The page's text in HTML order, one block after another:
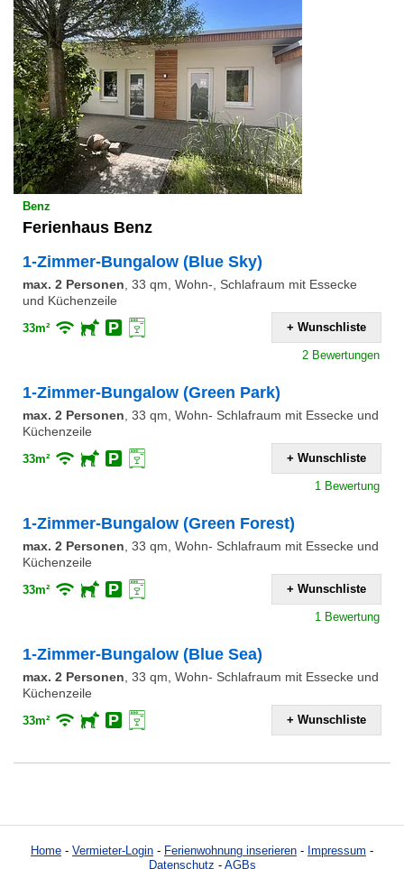
Benz
Ferienhaus Benz
1-Zimmer-Bungalow (Blue Sky)
max. 2 Personen, 33 qm, Wohn-, Schlafraum mit Essecke
und Küchenzeile
33m² + Wunschliste
2 Bewertungen
1-Zimmer-Bungalow (Green Park)
max. 2 Personen, 33 qm, Wohn- Schlafraum mit Essecke und
Küchenzeile
33m² + Wunschliste
1 Bewertung
1-Zimmer-Bungalow (Green Forest)
max. 2 Personen, 33 qm, Wohn- Schlafraum mit Essecke und
Küchenzeile
33m² + Wunschliste
1 Bewertung
1-Zimmer-Bungalow (Blue Sea)
max. 2 Personen, 33 qm, Wohn- Schlafraum mit Essecke und
Küchenzeile
33m² + Wunschliste
Home - Vermieter-Login - Ferienwohnung inserieren - Impressum -
Datenschutz - AGBs